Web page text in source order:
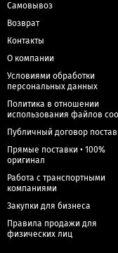
Самовывоз
Возврат
Контакты
О компании
Условиями обработки
персональных данных
Политика в отношении
использования файлов
Публичный договор
Прямые поставки • 100%
оригинал
Работа с транспортными
компаниями
Закупки для бизнеса
Правила продажи для
физических лиц